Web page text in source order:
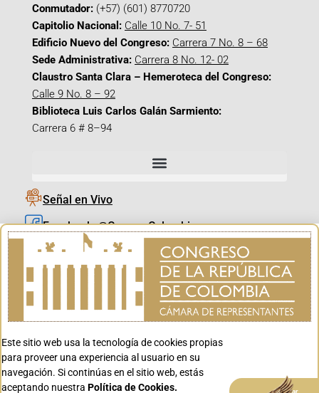
Conmutador: (+57) (601) 8770720
Capitolio Nacional: Calle 10 No. 7- 51
Edificio Nuevo del Congreso: Carrera 7 No. 8 – 68
Sede Administrativa: Carrera 8 No. 12- 02
Claustro Santa Clara – Hemeroteca del Congreso:
Calle 9 No. 8 – 92
Biblioteca Luis Carlos Galán Sarmiento:
Carrera 6 # 8–94
Señal en Vivo
Facebook_@CamaraColombia
Instagram_@CamaraColombia
X_@CamaraColombia
Youtube_@CamaraColombia
Youtube_@CanalCongreso
Este sitio web usa la tecnología de cookies propias
para proveer una experiencia al usuario en su
navegación. Si continúas en el sitio web, estás
aceptando nuestra Política de Cookies. Aceptar